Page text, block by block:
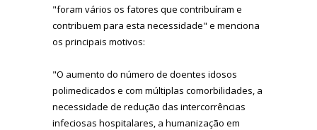
"foram vários os fatores que contribuíram e
contribuem para esta necessidade" e menciona
os principais motivos:
"O aumento do número de doentes idosos
polimedicados e com múltiplas comorbilidades, a
necessidade de redução das intercorrências
infeciosas hospitalares, a humanização em